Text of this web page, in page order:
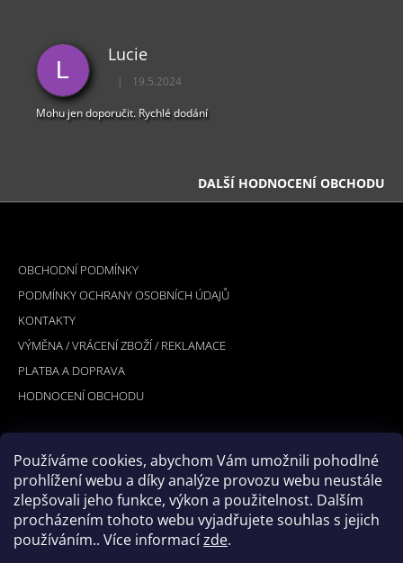
Používáme cookies, abychom Vám umožnili pohodlné
prohlížení webu a díky analýze provozu webu neustále
zlepšovali jeho funkce, výkon a použitelnost. Dalším
procházením tohoto webu vyjadřujete souhlas s jejich
používáním.. Více informacízde.
L
Lucie
Hodnocení obchodu je 5 z 5 hvězdiček.
| 19.5.2024
Mohu jen doporučit. Rychlé dodání
DALŠÍ HODNOCENÍ OBCHODU
Z
OBCHODNÍ PODMÍNKY
PODMÍNKY OCHRANY OSOBNÍCH ÚDAJŮ
KONTAKTY
VÝMĚNA / VRÁCENÍ ZBOŽÍ / REKLAMACE
PLATBA A DOPRAVA
HODNOCENÍ OBCHODU
PŘIJÍMÁME ONLINE PLATBY